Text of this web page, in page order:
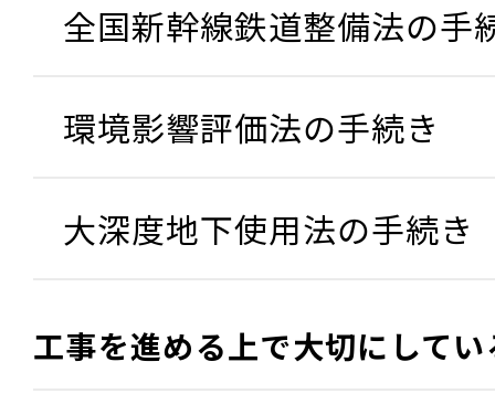
全国新幹線鉄道整備法の手
環境影響評価法の手続き
大深度地下使用法の手続き
工事を進める上で大切にして